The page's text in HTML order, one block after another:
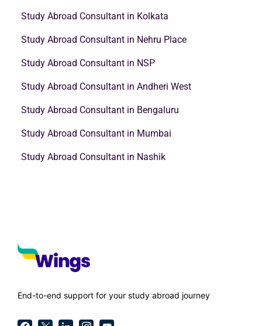
Study Abroad Consultant in Kolkata
Study Abroad Consultant in Nehru Place
Study Abroad Consultant in NSP
Study Abroad Consultant in Andheri West
Study Abroad Consultant in Bengaluru
Study Abroad Consultant in Mumbai
Study Abroad Consultant in Nashik
End-to-end support for your study abroad journey